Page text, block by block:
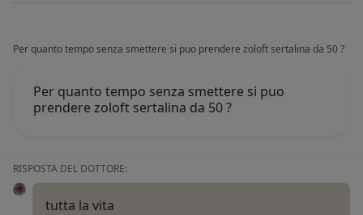
Per quanto tempo senza smettere si puo prendere zoloft sertalina da 50 ?
Per quanto tempo senza smettere si puo
prendere zoloft sertalina da 50 ?
RISPOSTA DEL DOTTORE:
tutta la vita